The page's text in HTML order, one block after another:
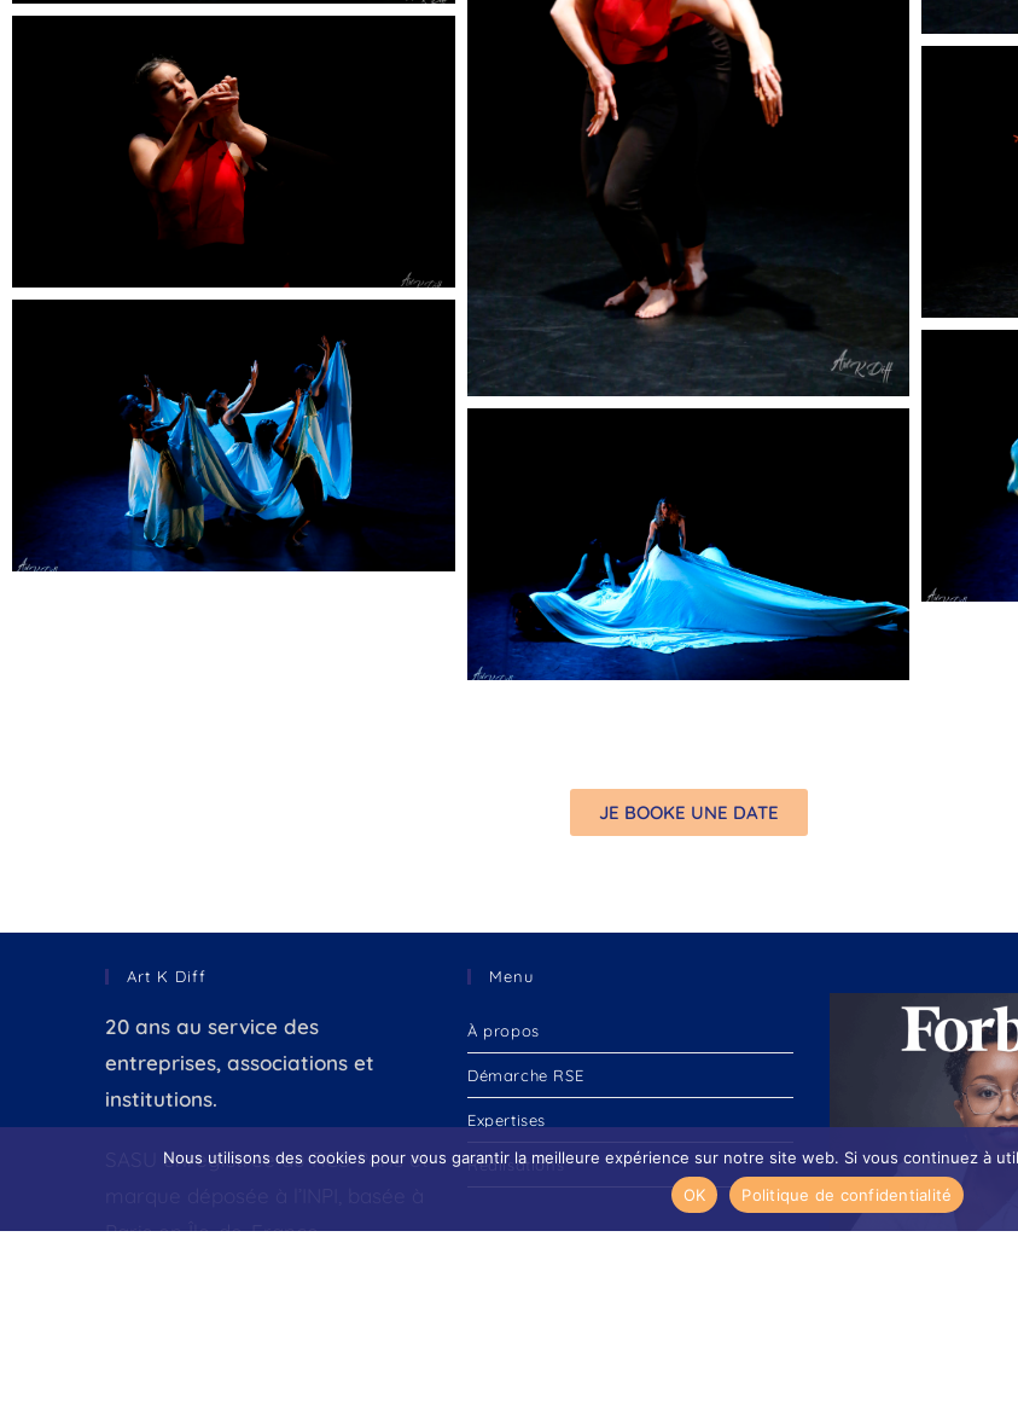
JE BOOKE UNE DATE
Art K Diff
20 ans au service des
entreprises, associations et
institutions.
SASU enregistrée au RCS Paris et
Paris en Île-de-France.
Menu
À propos
Démarche RSE
Expertises
Réalisations
Nous utilisons des cookies pour vous garantir la meilleure expérience sur notre site web. Si vous continuez à
OK
Politique de confidentialité